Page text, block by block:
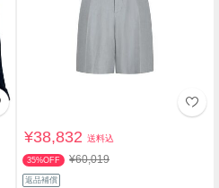
¥38,832送料込
35%OFF ¥60,019
返品補償